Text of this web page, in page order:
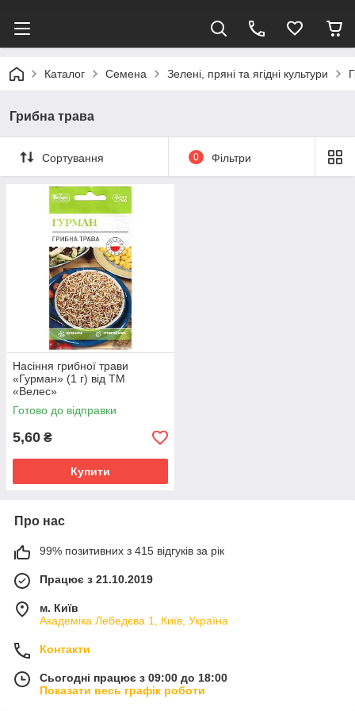
Каталог Семена Зелені, пряні та ягідні культури
Грибна трава
Сортування 0 Фільтри
Насіння грибної трави
«Гурман» (1 г) від ТМ
«Велес»
Готово до відправки
5,60 ₴
Купити
Про нас
99% позитивних з 415 відгуків за рік
Працює з 21.10.2019
м. Київ
Академіка Лебедєва 1, Київ, Україна
Контакти
Сьогодні працює з 09:00 до 18:00
Показати весь графік роботи